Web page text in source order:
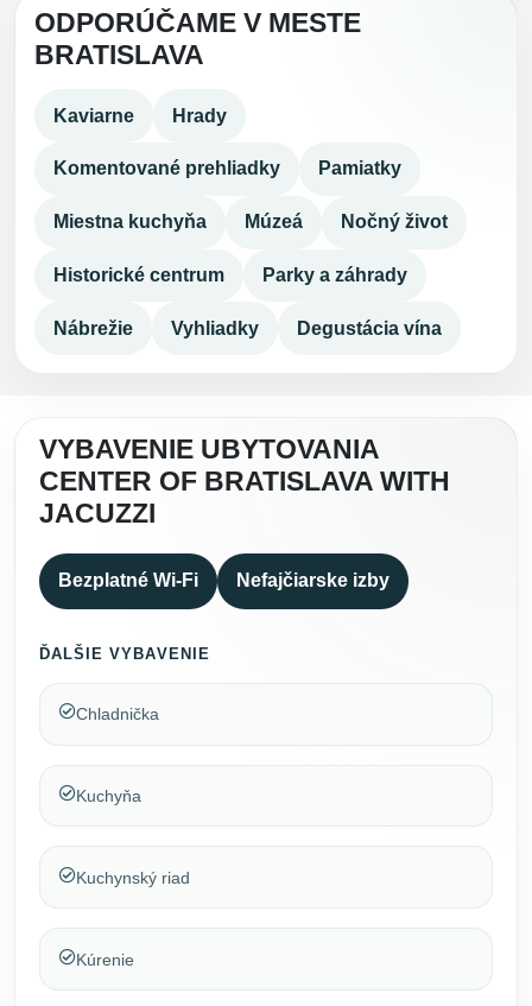
ODPORÚČAME V MESTE
BRATISLAVA
Kaviarne Hrady
Komentované prehliadky Pamiatky
Miestna kuchyňa Múzeá Nočný život
Historické centrum Parky a záhrady
Nábrežie Vyhliadky Degustácia vína
VYBAVENIE UBYTOVANIA
CENTER OF BRATISLAVA WITH
JACUZZI
Bezplatné Wi-Fi Nefajčiarske izby
ĎALŠIE VYBAVENIE
Chladnička
Kuchyňa
Kuchynský riad
Kúrenie